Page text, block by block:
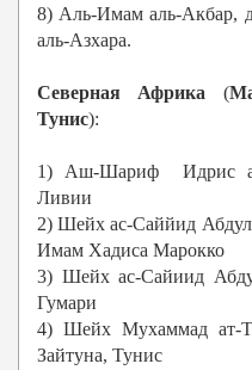
8) Аль-Имам аль-Акбар,
аль-Азхара.
Северная Африка (
Тунис):
1) Аш-Шариф Идрис
Ливии
2) Шейх ас-Саййид
Имам Хадиса Марокко
3) Шейх ас-Сайиид
Гумари
4) Шейх Мухаммад ат-
Зайтуна, Тунис